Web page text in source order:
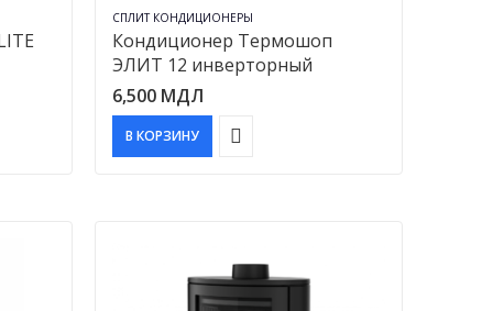
СПЛИТ КОНДИЦИОНЕРЫ
Кондиционер Термошоп
ЭЛИТ 12 инверторный
6,500 МДЛ
В КОРЗИНУ